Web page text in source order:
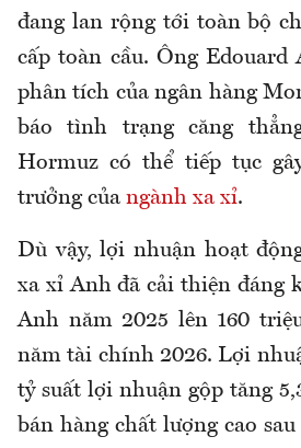
đang lan rộng tới toàn bộ
cấp toàn cầu. Ông Edouard
phân tích của ngân hàng
báo tình trạng căng
Hormuz có thể tiếp tục
trưởng của ngành xa xỉ.
Dù vậy, lợi nhuận hoạt
xa xỉ Anh đã cải thiện đáng
Anh năm 2025 lên 160
năm tài chính 2026. Lợi
tỷ suất lợi nhuận gộp tăng
bán hàng chất lượng cao